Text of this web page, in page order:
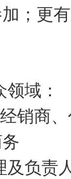
；更
域：
销商
及负责